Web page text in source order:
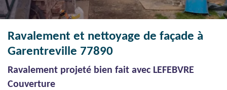
Ravalement et nettoyage de façade à
Garentreville 77890
Ravalement projeté bien fait avec LEFEBVRE
Couverture